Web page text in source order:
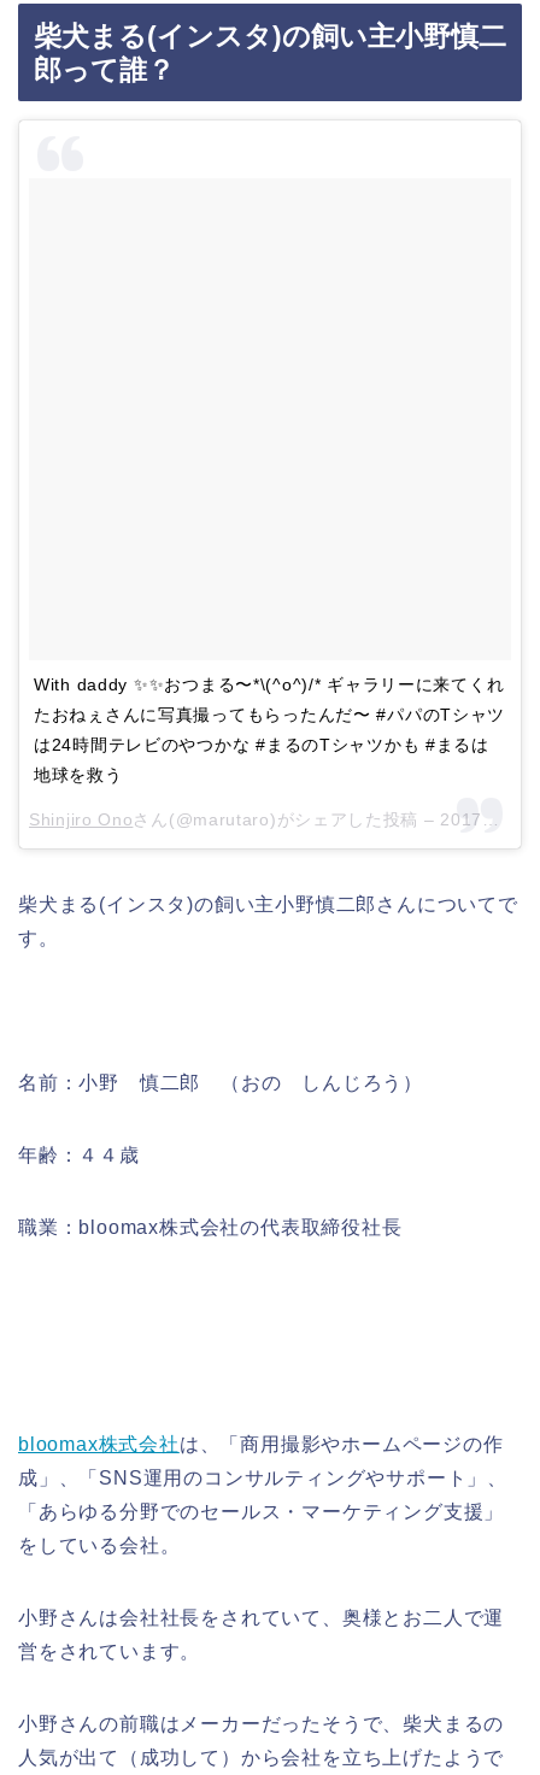
柴犬まる(インスタ)の飼い主小野慎二
郎って誰？
With daddy ✨✨おつまる〜*\(^o^)/* ギャラリーに来てくれ
たおねぇさんに写真撮ってもらったんだ〜 #パパのTシャツ
は24時間テレビのやつかな #まるのTシャツかも #まるは
地球を救う
Shinjiro Onoさん(@marutaro)がシェアした投稿 – 2017年 8月月26日午前3時31分PDT
柴犬まる(インスタ)の飼い主小野慎二郎さんについてで
す。
名前：小野 慎二郎 （おの しんじろう）
年齢：４４歳
職業：bloomax株式会社の代表取締役社長
bloomax株式会社は、「商用撮影やホームページの作
成」、「SNS運用のコンサルティングやサポート」、
「あらゆる分野でのセールス・マーケティング支援」
をしている会社。
小野さんは会社社長をされていて、奥様とお二人で運
営をされています。
小野さんの前職はメーカーだったそうで、柴犬まるの
人気が出て（成功して）から会社を立ち上げたようで